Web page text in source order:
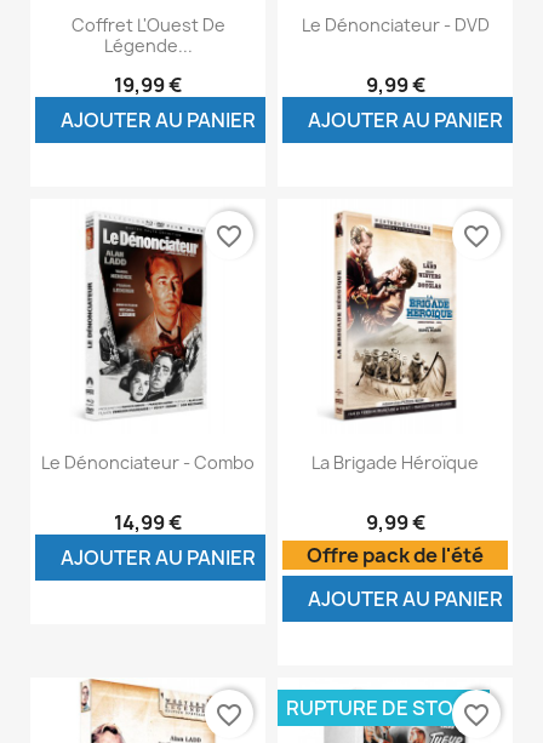
Coffret L'Ouest De
Légende...
19,99 €
AJOUTER AU PANIER
Le Dénonciateur - DVD
9,99 €
AJOUTER AU PANIER
Le Dénonciateur - Combo
14,99 €
AJOUTER AU PANIER
favorite_border
La Brigade Héroïque
9,99 €
Offre pack de l'été
AJOUTER AU PANIER
favorite_border
favorite_border RUPTURE DE STOCK
favorite_border